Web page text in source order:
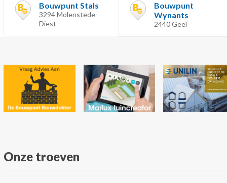
Bouwpunt Stals
3294 Molenstede-
Diest
Bouwpunt
Wynants
2440 Geel
Onze troeven